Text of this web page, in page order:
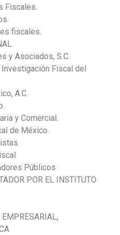
Fiscales.
fiscales.
y Asociados, S.C.
Fiscal del
A.C.
y Comercial.
de México.
Públicos
POR EL INSTITUTO